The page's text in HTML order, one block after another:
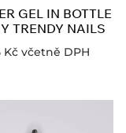
GEL IN BOTTLE
TRENDY NAILS
Kč včetně DPH